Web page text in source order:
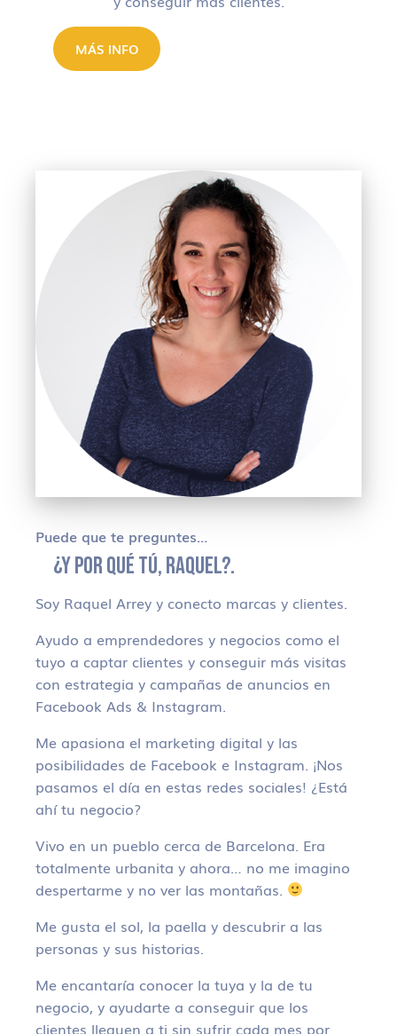
MÁS INFO
Puede que te preguntes…
¿Y POR QUÉ TÚ, RAQUEL?.
Soy Raquel Arrey y conecto marcas y clientes.
Ayudo a emprendedores y negocios como el
tuyo a captar clientes y conseguir más visitas
con estrategia y campañas de anuncios en
Facebook Ads & Instagram.
Me apasiona el marketing digital y las
posibilidades de Facebook e Instagram. ¡Nos
pasamos el día en estas redes sociales! ¿Está
ahí tu negocio?
Vivo en un pueblo cerca de Barcelona. Era
totalmente urbanita y ahora… no me imagino
despertarme y no ver las montañas.
Me gusta el sol, la paella y descubrir a las
personas y sus historias.
Me encantaría conocer la tuya y la de tu
negocio, y ayudarte a conseguir que los
clientes lleguen a ti sin sufrir cada mes por